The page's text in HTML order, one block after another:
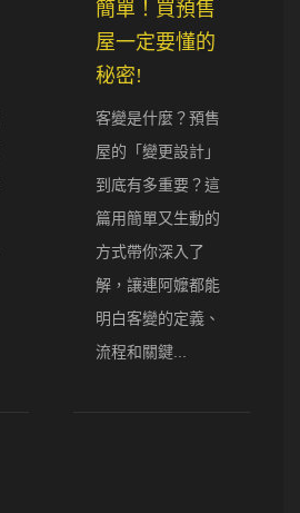
簡單！買預售
屋一定要懂的
秘密!
客變是什麼？預售
屋的「變更設計」
到底有多重要？這
篇用簡單又生動的
方式帶你深入了
解，讓連阿嬤都能
明白客變的定義、
流程和關鍵...